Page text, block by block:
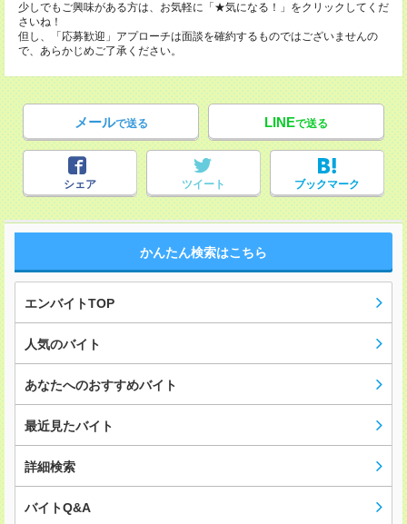
少しでもご興味がある方は、お気軽に「★気になる！」をクリックしてくだ
さいね！
但し、「応募歓迎」アプローチは面談を確約するものではございませんの
で、あらかじめご了承ください。
メールで送る LINEで送る
シェア ツイート ブックマーク
かんたん検索はこちら
エンバイトTOP
人気のバイト
あなたへのおすすめバイト
最近見たバイト
詳細検索
バイトQ&A